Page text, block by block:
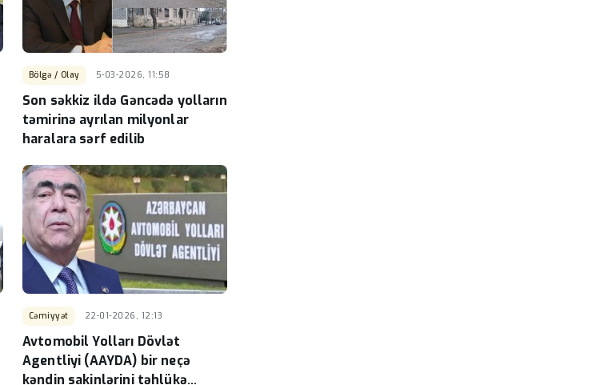
Bölgə / Olay 5-03-2026, 11:58
Son səkkiz ildə Gəncədə yolların
təmirinə ayrılan milyonlar
haralara sərf edilib
Cəmiyyət 22-01-2026, 12:13
Avtomobil Yolları Dövlət
Agentliyi (AAYDA) bir neçə
kəndin sakinlərini təhlükə